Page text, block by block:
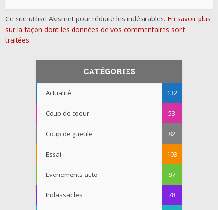
Ce site utilise Akismet pour réduire les indésirables. En savoir plus
sur la façon dont les données de vos commentaires sont
traitées.
CATÉGORIES
Actualité 132
Coup de coeur 53
Coup de gueule 82
Essai 103
Evenements auto 87
Inclassables 78